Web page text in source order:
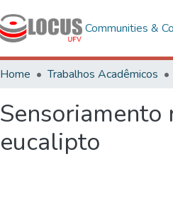
Communities &
Home Trabalhos Acadêmicos
eucalipto